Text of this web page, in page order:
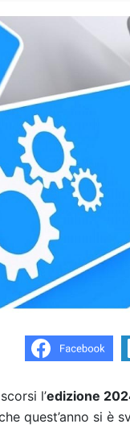
l’edizione
quest’anno si è